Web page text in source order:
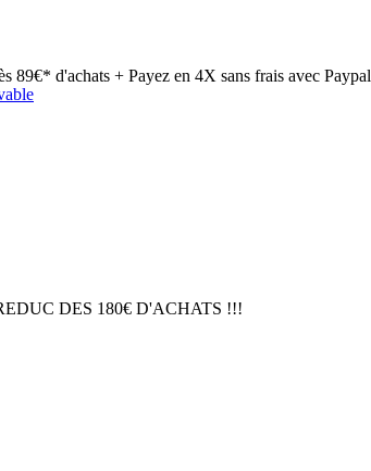
d'achats + Payez en 4X sans frais avec Paypal
DES 180€ D'ACHATS !!!